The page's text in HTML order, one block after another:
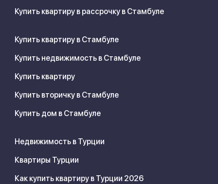
Купить квартиру в рассрочку в Стамбуле
Купить квартиру в Стамбуле
Купить недвижимость в Стамбуле
Купить квартиру
Купить вторичку в Стамбуле
Купить дом в Стамбуле
Недвижимость в Турции
Квартиры Турции
Как купить квартиру в Турции 2026